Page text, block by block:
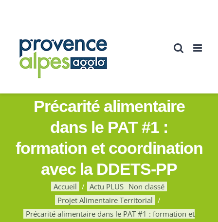
Précarité alimentaire
dans le PAT #1 :
formation et coordination
avec la DDETS-PP
Accueil Actu PLUS Non classé
Projet Alimentaire Territorial
Précarité alimentaire dans le PAT #1 : formation et